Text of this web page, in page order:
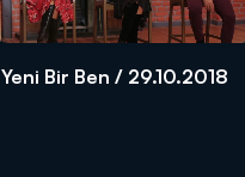
Yeni Bir Ben / 29.10.2018